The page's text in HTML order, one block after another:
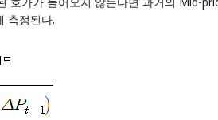
측정된다.